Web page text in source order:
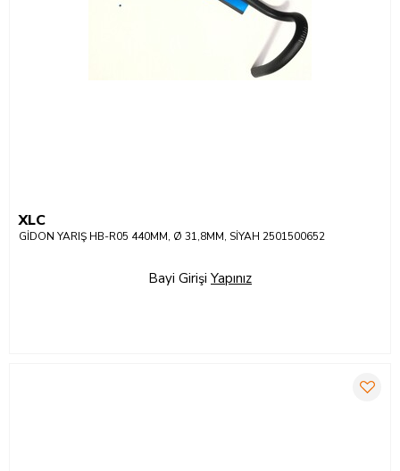
XLC
GİDON YARIŞ HB-R05 440MM, Ø 31,8MM, SİYAH 2501500652
Bayi Girişi Yapınız